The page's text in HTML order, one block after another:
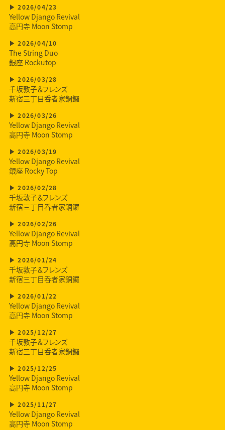
2026/04/23
Yellow Django Revival
高円寺 Moon Stomp
2026/04/10
The String Duo
銀座 Rockutop
2026/03/28
千坂敦子＆フレンズ
新宿三丁目呑者家銅鑼
2026/03/26
Yellow Django Revival
高円寺 Moon Stomp
2026/03/19
Yellow Django Revival
銀座 Rocky Top
2026/02/28
千坂敦子＆フレンズ
新宿三丁目呑者家銅鑼
2026/02/26
Yellow Django Revival
高円寺 Moon Stomp
2026/01/24
千坂敦子＆フレンズ
新宿三丁目呑者家銅鑼
2026/01/22
Yellow Django Revival
高円寺 Moon Stomp
2025/12/27
千坂敦子＆フレンズ
新宿三丁目呑者家銅鑼
2025/12/25
Yellow Django Revival
高円寺 Moon Stomp
2025/11/27
Yellow Django Revival
高円寺 Moon Stomp